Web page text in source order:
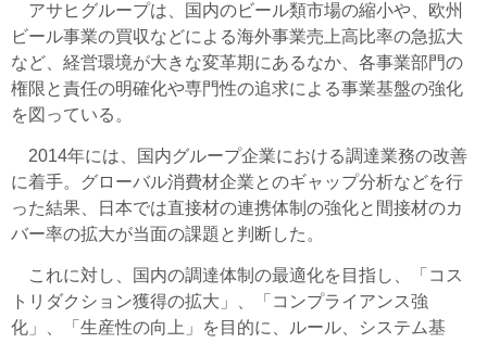
アサヒグループは、国内のビール類市場の縮小や、欧州
ビール事業の買収などによる海外事業売上高比率の急拡大
など、経営環境が大きな変革期にあるなか、各事業部門の
権限と責任の明確化や専門性の追求による事業基盤の強化
を図っている。
2014年には、国内グループ企業における調達業務の改善
に着手。グローバル消費材企業とのギャップ分析などを行
った結果、日本では直接材の連携体制の強化と間接材のカ
バー率の拡大が当面の課題と判断した。
これに対し、国内の調達体制の最適化を目指し、「コス
トリダクション獲得の拡大」、「コンプライアンス強
化」、「生産性の向上」を目的に、ルール、システム基